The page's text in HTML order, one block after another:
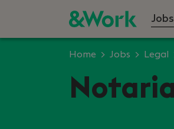
Jobs
Home Jobs Legal